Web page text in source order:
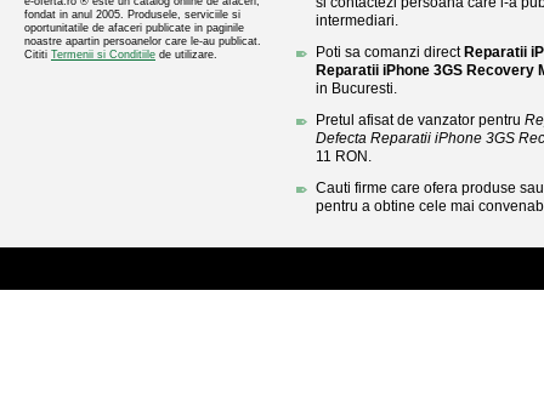
fondat in anul 2005. Produsele, serviciile si
oportunitatile de afaceri publicate in paginile
noastre apartin persoanelor care le-au publicat.
Cititi Termenii si Conditiile de utilizare.
intermediari.
Poti sa comanzi direct Reparatii
Reparatii iPhone 3GS Recovery
in Bucuresti.
Pretul afisat de vanzator pentru
Defecta Reparatii iPhone 3GS
11 RON.
Cauti firme care ofera produse
pentru a obtine cele mai